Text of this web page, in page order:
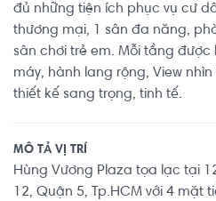
đủ những tiện ích phục vụ cư
thương mại, 1 sân đa năng,
sân chơi trẻ em. Mỗi tầng
máy, hành lang rộng, View
thiết kế sang trọng, tinh tế.
MÔ TẢ VỊ TRÍ
Hùng Vương Plaza tọa lạc tại
12, Quận 5, Tp.HCM với 4 mặt